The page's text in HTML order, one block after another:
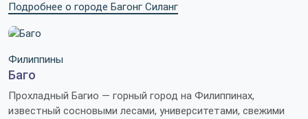
Подробнее о городе Багонг Силанг
Филиппины
Баго
Прохладный Багио — горный город на Филиппинах,
известный сосновыми лесами, университетами, свежими